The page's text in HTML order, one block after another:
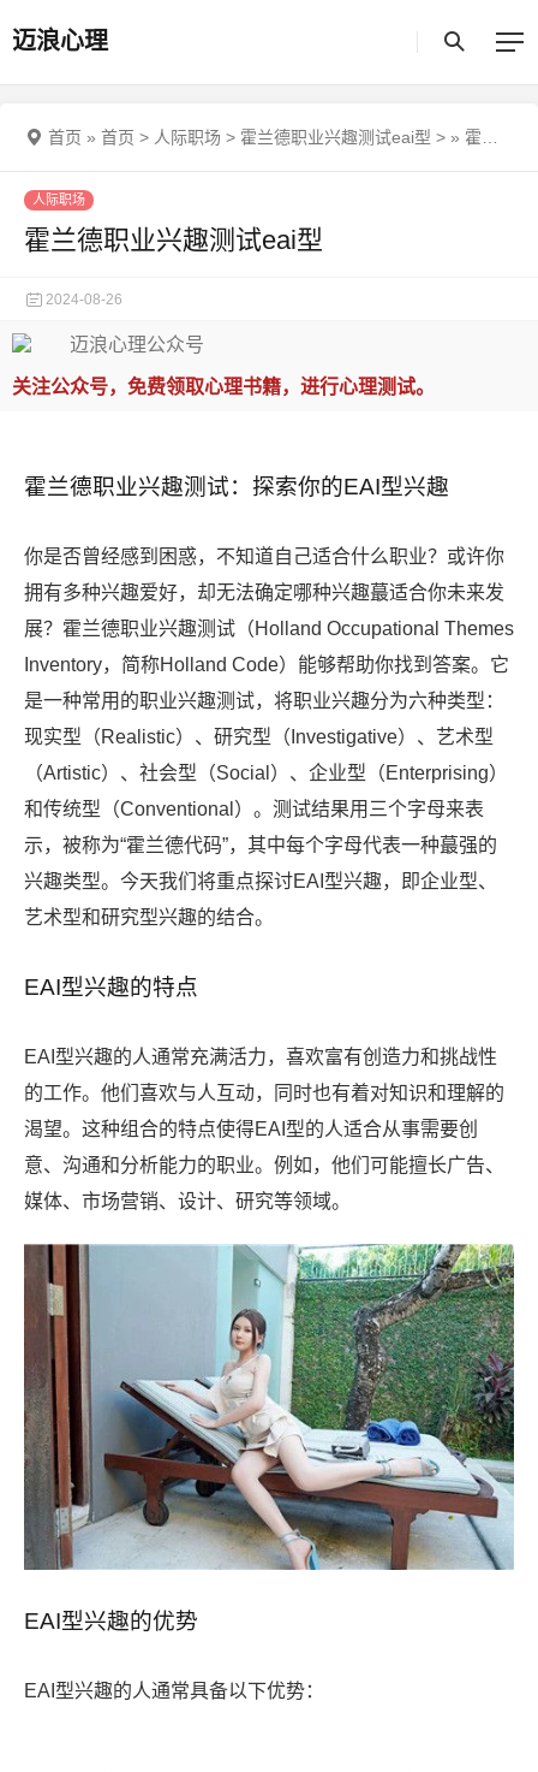
迈浪心理
首页 » 首页 > 人际职场 > 霍兰德职业兴趣测试eai型 > » 霍兰德职业兴趣测试eai型
人际职场
霍兰德职业兴趣测试eai型
2024-08-26
关注公众号，免费领取心理书籍，进行心理测试。
霍兰德职业兴趣测试：探索你的EAI型兴趣
你是否曾经感到困惑，不知道自己适合什么职业？或许你
拥有多种兴趣爱好，却无法确定哪种兴趣蕞适合你未来发
展？霍兰德职业兴趣测试（Holland Occupational Themes
Inventory，简称Holland Code）能够帮助你找到答案。它
是一种常用的职业兴趣测试，将职业兴趣分为六种类型：
现实型（Realistic）、研究型（Investigative）、艺术型
（Artistic）、社会型（Social）、企业型（Enterprising）
和传统型（Conventional）。测试结果用三个字母来表
示，被称为“霍兰德代码”，其中每个字母代表一种蕞强的
兴趣类型。今天我们将重点探讨EAI型兴趣，即企业型、
艺术型和研究型兴趣的结合。
EAI型兴趣的特点
EAI型兴趣的人通常充满活力，喜欢富有创造力和挑战性
的工作。他们喜欢与人互动，同时也有着对知识和理解的
渴望。这种组合的特点使得EAI型的人适合从事需要创
意、沟通和分析能力的职业。例如，他们可能擅长广告、
媒体、市场营销、设计、研究等领域。
EAI型兴趣的优势
EAI型兴趣的人通常具备以下优势：